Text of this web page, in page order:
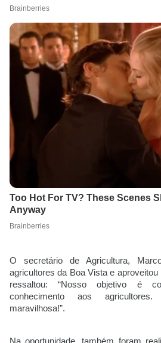
O secretário de Agricultura,
agricultores da Boa Vista e
ressaltou: “Nosso objetivo é
conhecimento aos
maravilhosa!”.
Na oportunidade, também foram